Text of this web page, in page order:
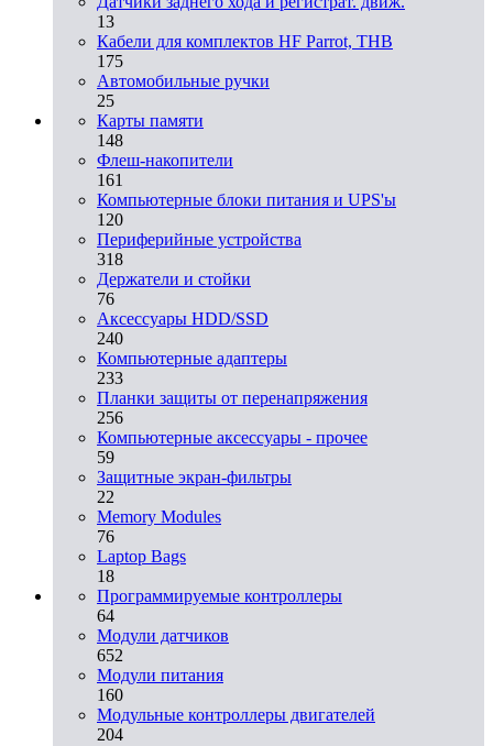
13
Кабели для комплектов HF Parrot, THB
175
Автомобильные ручки
25
Карты памяти
148
Флеш-накопители
161
Компьютерные блоки питания и UPS'ы
120
Периферийные устройства
318
Держатели и стойки
76
Аксессуары HDD/SSD
240
Компьютерные адаптеры
233
Планки защиты от перенапряжения
256
Компьютерные аксессуары - прочее
59
Защитные экран-фильтры
22
Memory Modules
76
Laptop Bags
18
Программируемые контроллеры
64
Модули датчиков
652
Модули питания
160
Модульные контроллеры двигателей
204